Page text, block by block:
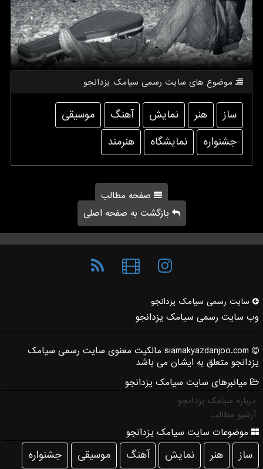
موضوع های سایت رسمی سیامك یزدانجو
ساز هنر نمایش آهنگ
موسیقی
جشنواره
نمایشگاه هنرمند
صفحه مطالب
بازگشت به صفحه اصلی
سایت رسمی سیامك یزدانجو
وب سایت رسمی سیامک یزدانجو
siamakyazdanjoo.com مالکیت معنوی سایت رسمی سیامک
یزدانجو متعلق به ایشان می باشد
میانبرهای سایت سیامک یزدانجو
درباره سیامک یزدانجو
آرشیو مطالب
موضوعات سایت سیامک یزدانجو
ساز هنر نمایش آهنگ موسیقی جشنواره